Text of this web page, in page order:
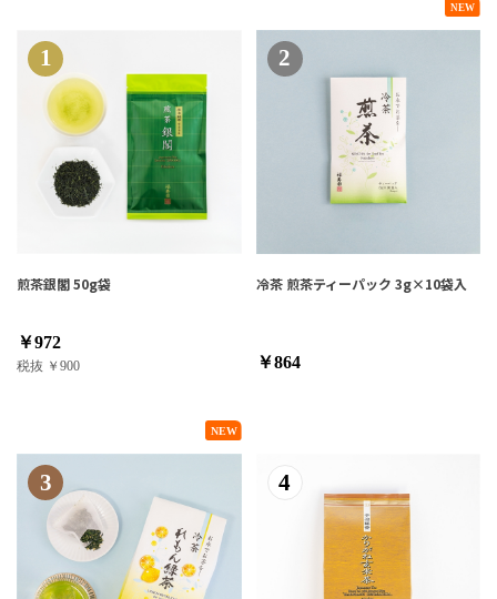
1
煎茶銀閣 50g袋
￥972
税抜 ￥900
2
冷茶 煎茶ティーパック 3g×10袋入
￥864
3 4